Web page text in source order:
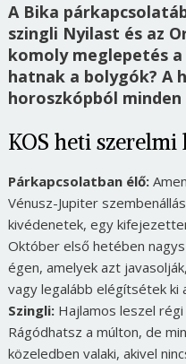
A Bika
szingli Nyilast és az
komoly meglepetés
hatnak a bolygók? A
horoszkópból
KOS heti szerelmi
Párkapcsolatban élő:
Vénusz-Jupiter
kivédenetek, egy
Október első hetében
égen, amelyek azt
vagy legalább elégítsétek ki
Szingli:Hajlamos leszel
Rágódhatsz a múlton, de
közeledben valaki, akivel